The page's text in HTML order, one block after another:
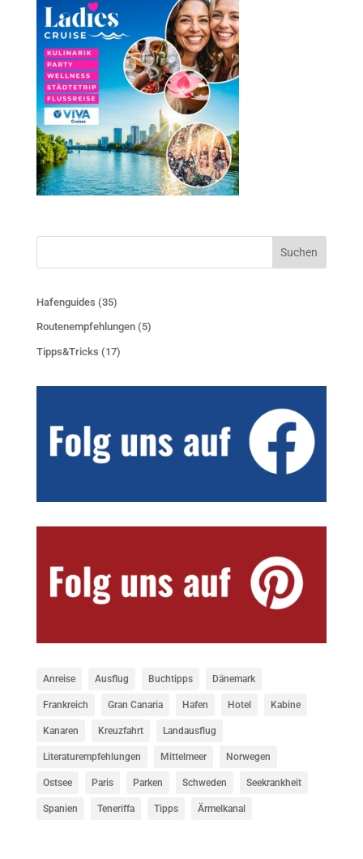
Suchen
Hafenguides (35)
Routenempfehlungen(5)
Tipps&Tricks (17)
Anreise Ausflug Buchtipps Dänemark
Frankreich Gran Canaria Hafen Hotel Kabine
Kanaren Kreuzfahrt Landausflug
Literaturempfehlungen Mittelmeer Norwegen
Ostsee Paris Parken Schweden Seekrankheit
Spanien Teneriffa Tipps Ärmelkanal